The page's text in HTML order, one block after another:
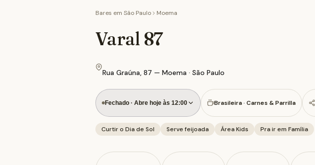
Bares em São Paulo Moema
Varal 87
Rua Graúna, 87 — Moema · São Paulo
Fechado · Abre hoje às 12:00 Brasileira · Carnes & Parrilla
Curtir o Dia de Sol Serve feijoada Área Kids Pra ir em Família